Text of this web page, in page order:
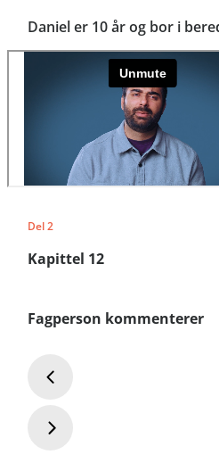
Daniel er 10 år og bor i
Del 2
Kapittel 12
Fagperson kommenterer